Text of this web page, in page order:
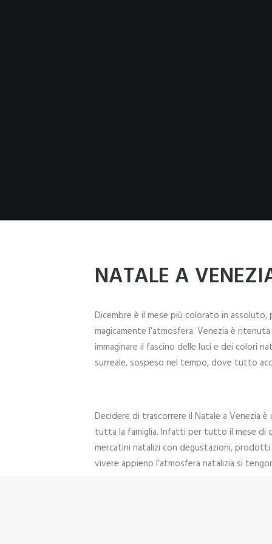
NATALE A
Dicembre è il mese più colorato in
magicamente l’atmosfera. Venezia è
immaginare il fascino delle luci e dei colori
surreale, sospeso nel tempo, dove tutto
Decidere di trascorrere il Natale a Venezia
tutta la famiglia. Infatti per tutto il mese di
mercatini natalizi con degustazioni,
vivere appieno l’atmosfera natalizia si